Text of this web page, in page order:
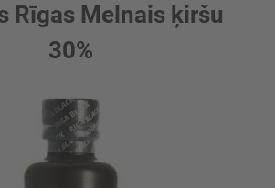
Rīgas Melnais ķiršu
30%